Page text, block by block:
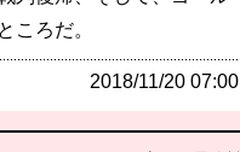
ころだ。
2018/11/20 07:00